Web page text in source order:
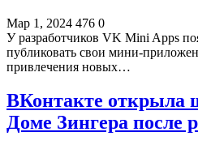
Мар 1, 2024 476 0
У разработчиков VK Mini Apps
публиковать свои мини-
привлечения новых…
ВКонтакте открыла
Доме Зингера после